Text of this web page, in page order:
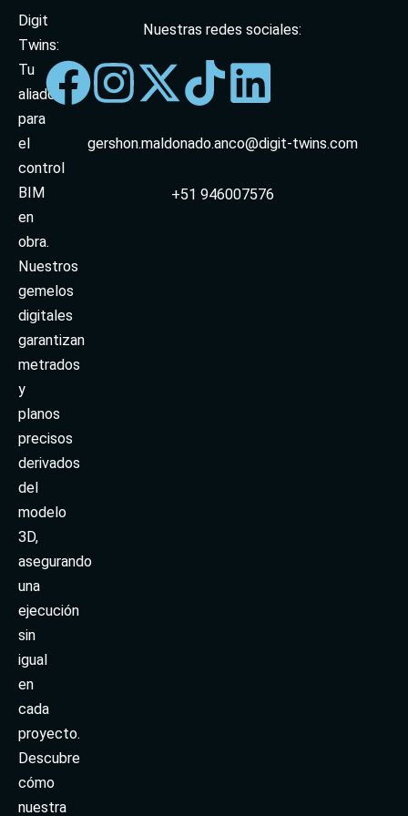
Digit
Twins:
Tu
aliado
para
el
control
BIM
en
obra.
Nuestros
gemelos
digitales
garantizan
metrados
y
planos
precisos
derivados
del
modelo
3D,
asegurando
una
ejecución
sin
igual
en
cada
proyecto.
Descubre
cómo
nuestra
Nuestras redes sociales:
gershon.maldonado.anco@digit-twins.com
+51 946007576